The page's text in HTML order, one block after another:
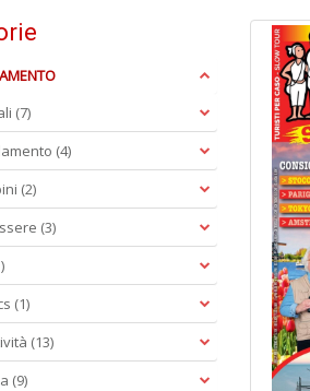
(7)
(4)
(2)
(3)
(1)
(13)
(9)